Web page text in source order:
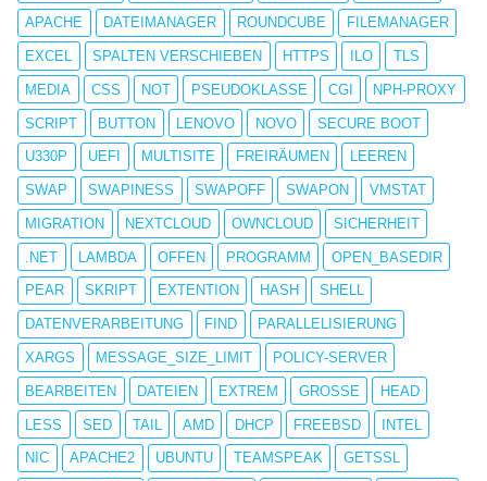
APACHE DATEIMANAGER ROUNDCUBE FILEMANAGER
EXCEL SPALTEN VERSCHIEBEN HTTPS ILO TLS
MEDIA CSS NOT PSEUDOKLASSE CGI NPH-PROXY
SCRIPT BUTTON LENOVO NOVO SECURE BOOT
U330P UEFI MULTISITE FREIRÄUMEN LEEREN
SWAP SWAPINESS SWAPOFF SWAPON VMSTAT
MIGRATION NEXTCLOUD OWNCLOUD SICHERHEIT
.NET LAMBDA OFFEN PROGRAMM OPEN_BASEDIR
PEAR SKRIPT EXTENTION HASH SHELL
DATENVERARBEITUNG FIND PARALLELISIERUNG
XARGS MESSAGE_SIZE_LIMIT POLICY-SERVER
BEARBEITEN DATEIEN EXTREM GROSSE HEAD
LESS SED TAIL AMD DHCP FREEBSD INTEL
NIC APACHE2 UBUNTU TEAMSPEAK GETSSL